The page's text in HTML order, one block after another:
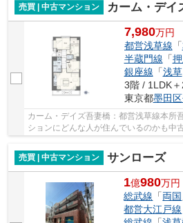
売買 | 中古マンション
カーム・デイ
7,980万円
都営浅草線 「
半蔵門線 「
銀座線 「浅草
3階 / 1LDK
東京都墨田区
カーム・デイズ吾妻橋：都営浅草線本所
ションにどんな人が住んでいるのかも中
売買 | 中古マンション
サンローズ
1億980万円
総武線 「両国
都営大江戸線